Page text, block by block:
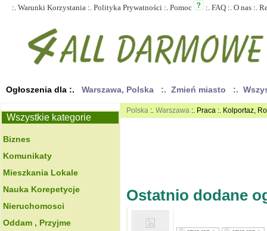
:. Warunki Korzystania :. Polityka Prywatności :. Pomoc :. FAQ :. O nas :.
Ogłoszenia dla :. Warszawa, Polska :. Zmień miasto :.
Wszystkie kategorie
Biznes
Komunikaty
Mieszkania Lokale
Nauka Korepetycje
Nieruchomosci
Oddam , Przyjme
Polska :. Warszawa :. Praca :. Kolportaz,
Ostatnio dodane